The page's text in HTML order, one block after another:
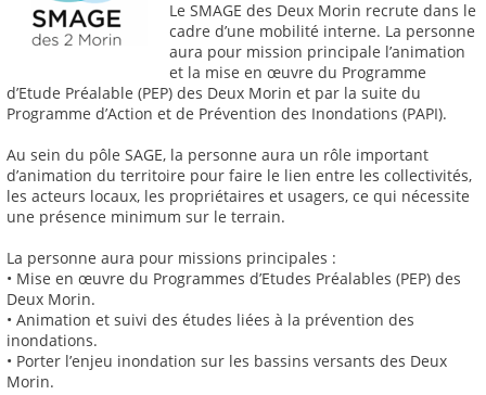
Le SMAGE des Deux Morin recrute dans le
cadre d’une mobilité interne. La personne
aura pour mission principale l’animation
et la mise en œuvre du Programme
d’Etude Préalable (PEP) des Deux Morin et par la suite du
Programme d’Action et de Prévention des Inondations (PAPI).
Au sein du pôle SAGE, la personne aura un rôle important
d’animation du territoire pour faire le lien entre les collectivités,
les acteurs locaux, les propriétaires et usagers, ce qui nécessite
une présence minimum sur le terrain.
La personne aura pour missions principales :
• Mise en œuvre du Programmes d’Etudes Préalables (PEP) des
Deux Morin.
• Animation et suivi des études liées à la prévention des
inondations.
• Porter l’enjeu inondation sur les bassins versants des Deux
Morin.